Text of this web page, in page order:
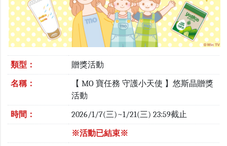
類型： 贈獎活動
名稱：
【 MO 寶任務 守護小天使 】悠斯晶贈獎
活動
時間： 2026/1/7(三)~1/21(三) 23:59截止
※活動已結束※